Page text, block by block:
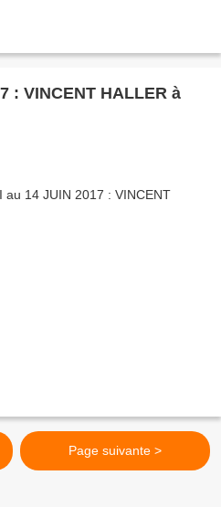
: VINCENT HALLER à
Page suivante >